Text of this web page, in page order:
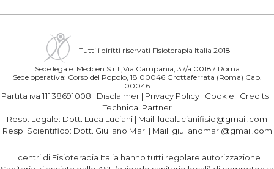
Tutti i diritti riservati Fisioterapia Italia 2018
Sede legale: Medben S.r.l.,Via Campania, 37/a 00187 Roma
Sede operativa: Corso del Popolo, 18 00046 Grottaferrata (Roma) Cap.
00046
Partita iva 11138691008 | Disclaimer | Privacy Policy | Cookie | Credits |
Technical Partner
Resp. Legale: Dott. Luca Luciani | Mail: lucalucianifisio@gmail.com
Resp. Scientifico: Dott. Giuliano Mari| Mail: giulianomari@gmail.com
I centri di Fisioterapia Italia hanno tutti regolare autorizzazione